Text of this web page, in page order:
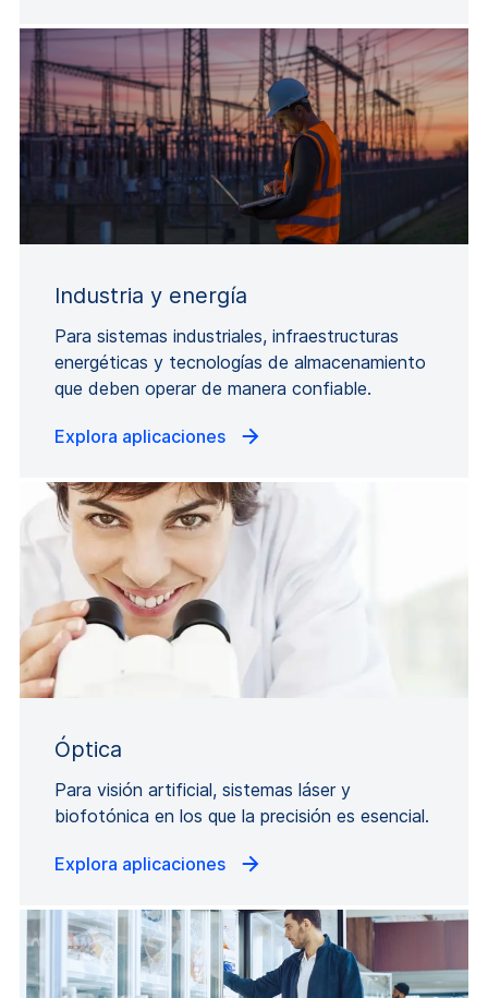
Industria y energía
Para sistemas industriales, infraestructuras
energéticas y tecnologías de almacenamiento
que deben operar de manera confiable.
Explora aplicaciones
Óptica
Para visión artificial, sistemas láser y
biofotónica en los que la precisión es esencial.
Explora aplicaciones